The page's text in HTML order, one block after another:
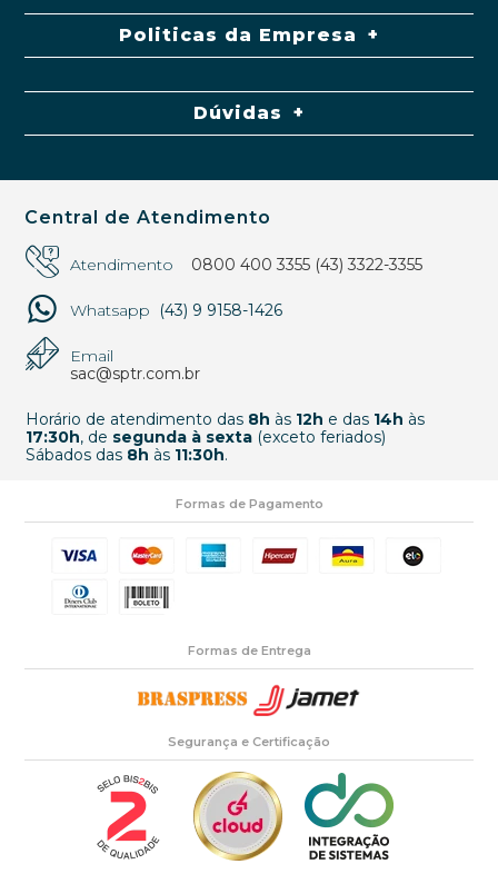
Politicas da Empresa
Dúvidas
Central de Atendimento
Atendimento 0800 400 3355 (43) 3322-3355
Whatsapp (43) 9 9158-1426
Email
sac@sptr.com.br
Horário de atendimento das 8h às 12h e das 14h às
17:30h, de segunda à sexta(exceto feriados)
Sábados das 8h às 11:30h.
Formas de Pagamento
Formas de Entrega
Segurança e Certificação